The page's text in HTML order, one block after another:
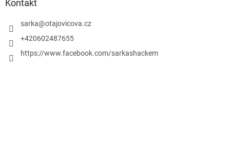
Kontakt
sarka@otajovicova.cz
+420602487655
https://www.facebook.com/sarkashackem